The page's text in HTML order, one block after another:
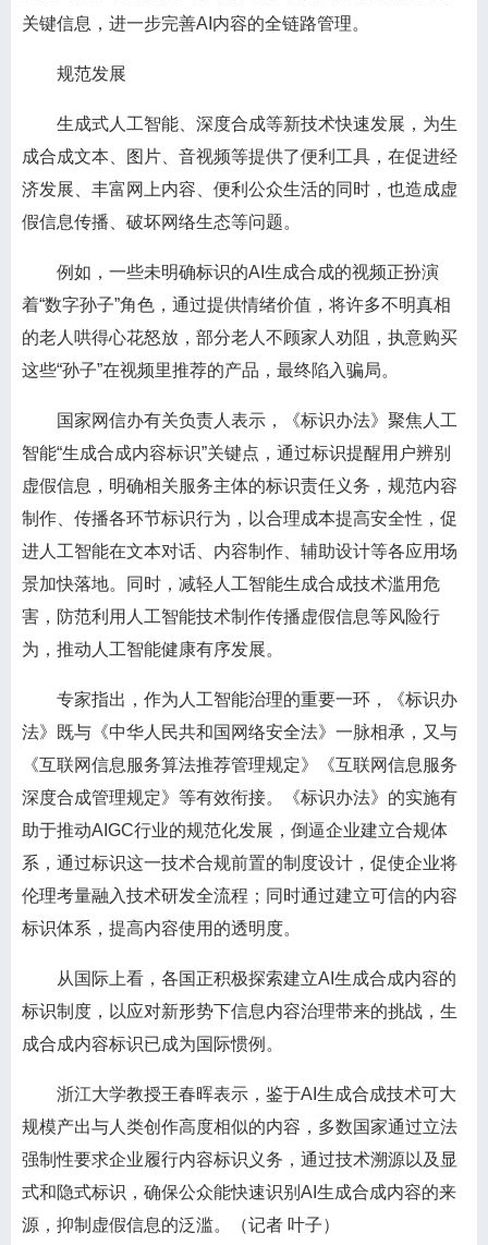
关键信息，进一步完善AI内容的全链路管理。
规范发展
生成式人工智能、深度合成等新技术快速发展，为生
成合成文本、图片、音视频等提供了便利工具，在促进经
济发展、丰富网上内容、便利公众生活的同时，也造成虚
假信息传播、破坏网络生态等问题。
例如，一些未明确标识的AI生成合成的视频正扮演
着“数字孙子”角色，通过提供情绪价值，将许多不明真相
的老人哄得心花怒放，部分老人不顾家人劝阻，执意购买
这些“孙子”在视频里推荐的产品，最终陷入骗局。
国家网信办有关负责人表示，《标识办法》聚焦人工
智能“生成合成内容标识”关键点，通过标识提醒用户辨别
虚假信息，明确相关服务主体的标识责任义务，规范内容
制作、传播各环节标识行为，以合理成本提高安全性，促
进人工智能在文本对话、内容制作、辅助设计等各应用场
景加快落地。同时，减轻人工智能生成合成技术滥用危
害，防范利用人工智能技术制作传播虚假信息等风险行
为，推动人工智能健康有序发展。
专家指出，作为人工智能治理的重要一环，《标识办
法》既与《中华人民共和国网络安全法》一脉相承，又与
《互联网信息服务算法推荐管理规定》《互联网信息服务
深度合成管理规定》等有效衔接。《标识办法》的实施有
助于推动AIGC行业的规范化发展，倒逼企业建立合规体
系，通过标识这一技术合规前置的制度设计，促使企业将
伦理考量融入技术研发全流程；同时通过建立可信的内容
标识体系，提高内容使用的透明度。
从国际上看，各国正积极探索建立AI生成合成内容的
标识制度，以应对新形势下信息内容治理带来的挑战，生
成合成内容标识已成为国际惯例。
浙江大学教授王春晖表示，鉴于AI生成合成技术可大
规模产出与人类创作高度相似的内容，多数国家通过立法
强制性要求企业履行内容标识义务，通过技术溯源以及显
式和隐式标识，确保公众能快速识别AI生成合成内容的来
源，抑制虚假信息的泛滥。（记者 叶子）